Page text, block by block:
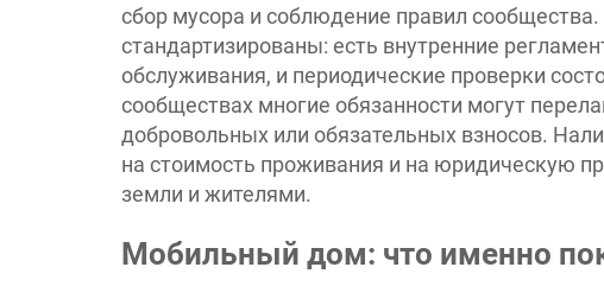
сбор мусора и соблюдение правил
стандартизированы: есть внутренние
обслуживания, и периодические проверки
сообществах многие обязанности могут
добровольных или обязательных взносов.
на стоимость проживания и на юридическую
земли и жителями.
Мобильный дом: что именно